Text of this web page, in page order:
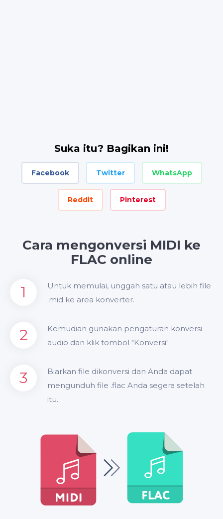
Suka itu? Bagikan ini!
Facebook Twitter WhatsApp
Reddit Pinterest
Cara mengonversi MIDI ke
FLAC online
1
Untuk memulai, unggah satu atau lebih file
.mid ke area konverter.
2
Kemudian gunakan pengaturan konversi
audio dan klik tombol "Konversi".
3
Biarkan file dikonversi dan Anda dapat
mengunduh file .flac Anda segera setelah
itu.